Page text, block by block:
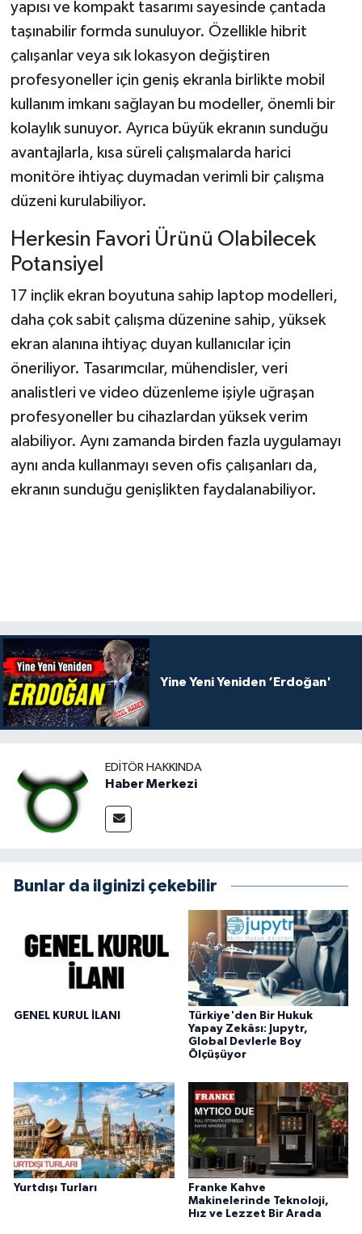
yapısı ve kompakt tasarımı sayesinde çantada
taşınabilir formda sunuluyor. Özellikle hibrit
çalışanlar veya sık lokasyon değiştiren
profesyoneller için geniş ekranla birlikte mobil
kullanım imkanı sağlayan bu modeller, önemli bir
kolaylık sunuyor. Ayrıca büyük ekranın sunduğu
avantajlarla, kısa süreli çalışmalarda harici
monitöre ihtiyaç duymadan verimli bir çalışma
düzeni kurulabiliyor.
Herkesin Favori Ürünü Olabilecek
Potansiyel
17 inçlik ekran boyutuna sahip laptop modelleri,
daha çok sabit çalışma düzenine sahip, yüksek
ekran alanına ihtiyaç duyan kullanıcılar için
öneriliyor. Tasarımcılar, mühendisler, veri
analistleri ve video düzenleme işiyle uğraşan
profesyoneller bu cihazlardan yüksek verim
alabiliyor. Aynı zamanda birden fazla uygulamayı
aynı anda kullanmayı seven ofis çalışanları da,
ekranın sunduğu genişlikten faydalanabiliyor.
Yine Yeni Yeniden ‘Erdoğan'
EDITÖR HAKKINDA
Haber Merkezi
Bunlar da ilginizi çekebilir
GENEL KURUL İLANI
Türkiye'den Bir Hukuk
Yapay Zekâsı: Jupytr,
Global Devlerle Boy
Ölçüşüyor
Yurtdışı Turları
Franke Kahve
Makinelerinde Teknoloji,
Hız ve Lezzet Bir Arada